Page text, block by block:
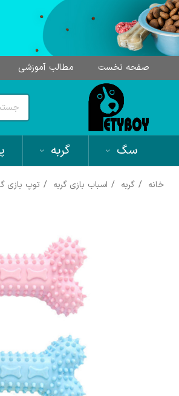
صفحه نخست مطالب آموزشی
سگ گربه
خانه گربه اسباب بازی گربه توپ بازی